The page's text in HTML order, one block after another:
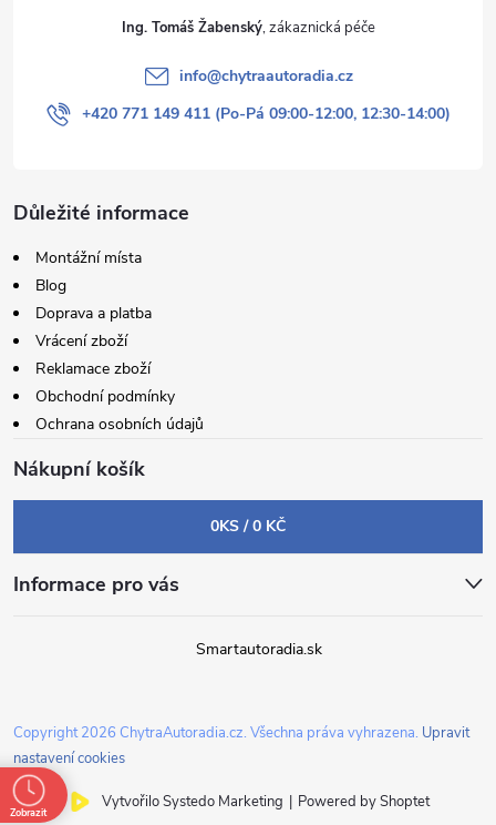
Ing. Tomáš Žabenský
info@chytraautoradia.cz
+420 771 149 411 (Po-Pá 09:00-12:00, 12:30-14:00)
Důležité informace
Montážní místa
Blog
Doprava a platba
Vrácení zboží
Reklamace zboží
Obchodní podmínky
Ochrana osobních údajů
Nákupní košík
0KS /0 KČ
Informace pro vás
Smartautoradia.sk
Vytvořilo Systedo Marketing | Powered by Shoptet
Copyright 2026 ChytraAutoradia.cz. Všechna práva vyhrazena. Upravit
nastavení cookies
Zobrazit